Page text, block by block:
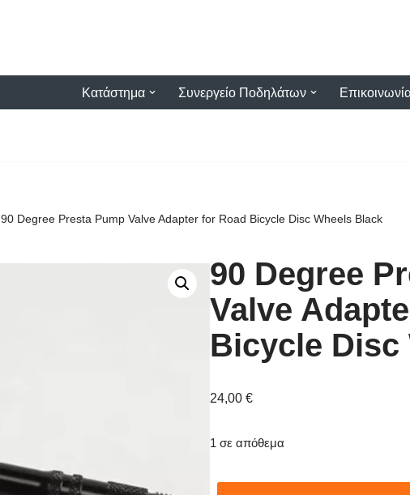
Κατάστημα Συνεργείο Ποδηλάτων
90 Degree Presta Pump Valve Adapter for Road Bicycle Disc Wheels Black
90 Degree
Valve
Bicycle Disc
24,00€
1 σε απόθεμα